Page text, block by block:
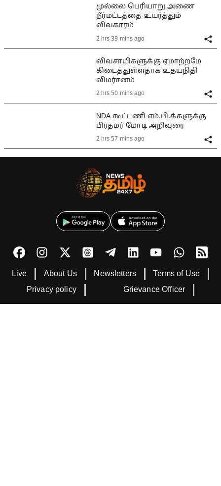
முல்லை பெரியாறு அணை
நீர்மட்டத்தை உயர்த்தும்
விவகாரம்
2 hrs 39 mins ago
விவசாயிகளுக்கு ஏமாற்றமே
கிடைத்துள்ளதாக உதயநிதி
விமர்சனம்
2 hrs 50 mins ago
NDA கூட்டணி எம்.பி.க்களுக்கு
பிரதமர் மோடி அறிவுரை
2 hrs 57 mins ago
Live About Us Newsletters
Terms of Use
Privacy policy
Grievance Officer